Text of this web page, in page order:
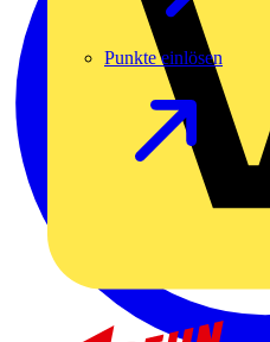
Punkte einlösen